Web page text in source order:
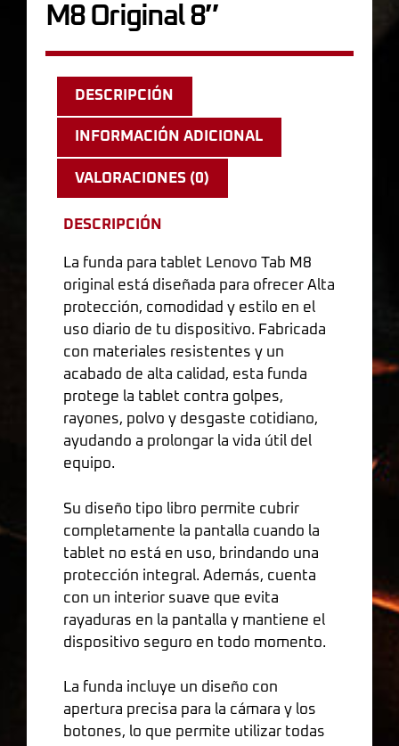
M8 Original 8″
DESCRIPCIÓN
INFORMACIÓN ADICIONAL
VALORACIONES (0)
DESCRIPCIÓN
La funda para tablet Lenovo Tab M8
original está diseñada para ofrecer Alta
protección, comodidad y estilo en el
uso diario de tu dispositivo. Fabricada
con materiales resistentes y un
acabado de alta calidad, esta funda
protege la tablet contra golpes,
rayones, polvo y desgaste cotidiano,
ayudando a prolongar la vida útil del
equipo.
Su diseño tipo libro permite cubrir
completamente la pantalla cuando la
tablet no está en uso, brindando una
protección integral. Además, cuenta
con un interior suave que evita
rayaduras en la pantalla y mantiene el
dispositivo seguro en todo momento.
La funda incluye un diseño con
apertura precisa para la cámara y los
botones, lo que permite utilizar todas